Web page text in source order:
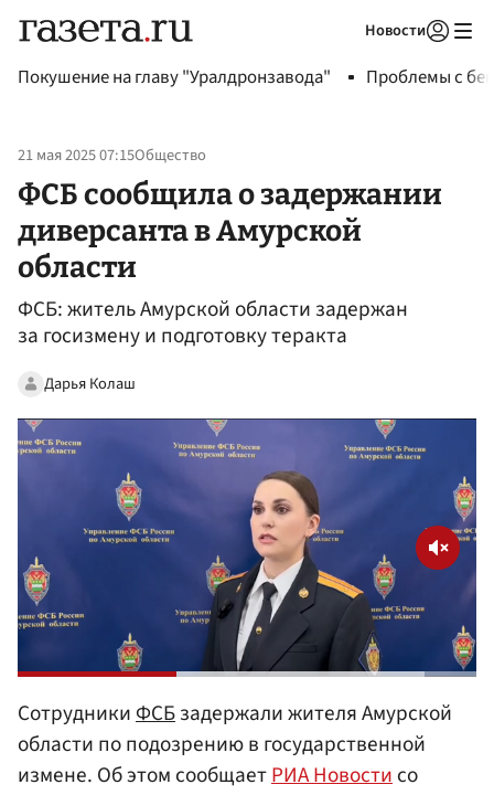
Новости
Покушение на главу "Уралдронзавода" Проблемы с
21 мая 2025 07:15Общество
ФСБ сообщила о задержании
диверсанта в Амурской
области
ФСБ: житель Амурской области задержан
за госизмену и подготовку теракта
Дарья Колаш
СотрудникиФСБзадержали жителя Амурской
области по подозрению в государственной
измене. Об этом сообщаетРИА Новостисо